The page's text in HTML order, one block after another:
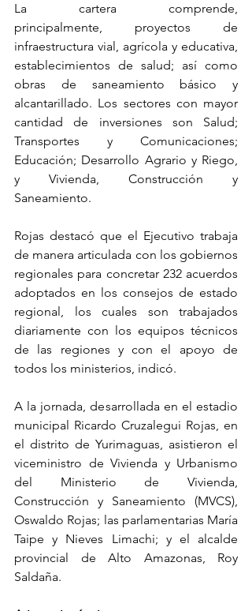
La cartera comprende,
principalmente, proyectos de
infraestructura vial, agrícola y educativa,
establecimientos de salud; así como
obras de saneamiento básico y
alcantarillado. Los sectores con mayor
cantidad de inversiones son Salud;
Transportes y Comunicaciones;
Educación; Desarrollo Agrario y Riego,
y Vivienda, Construcción y
Saneamiento.
Rojas destacó que el Ejecutivo trabaja
de manera articulada con los gobiernos
regionales para concretar 232 acuerdos
adoptados en los consejos de estado
regional, los cuales son trabajados
diariamente con los equipos técnicos
de las regiones y con el apoyo de
todos los ministerios, indicó.
A la jornada, desarrollada en el estadio
municipal Ricardo Cruzalegui Rojas, en
el distrito de Yurimaguas, asistieron el
viceministro de Vivienda y Urbanismo
del Ministerio de Vivienda,
Construcción y Saneamiento (MVCS),
Oswaldo Rojas; las parlamentarias María
Taipe y Nieves Limachi; y el alcalde
provincial de Alto Amazonas, Roy
Saldaña.